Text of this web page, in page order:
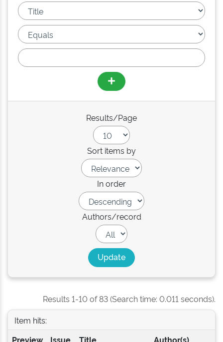
Results/Page
Sort items by
In order
Authors/record
Results 1-10 of 83 (Search time: 0.011 seconds).
Item hits:
Preview
Issue Title Author(s)